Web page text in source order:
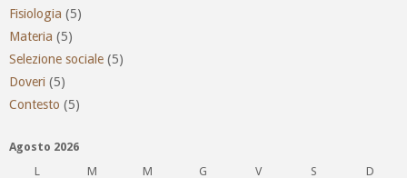
Fisiologia (5)
Materia (5)
Selezione sociale (5)
Doveri (5)
Contesto (5)
Agosto 2026
L
M M G V S
D